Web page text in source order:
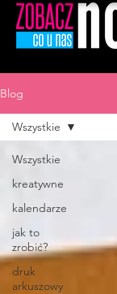
Blog
Wszystkie
kreatywne
kalendarze
jak to
zrobić?
druk
arkuszowy
Wszystkie